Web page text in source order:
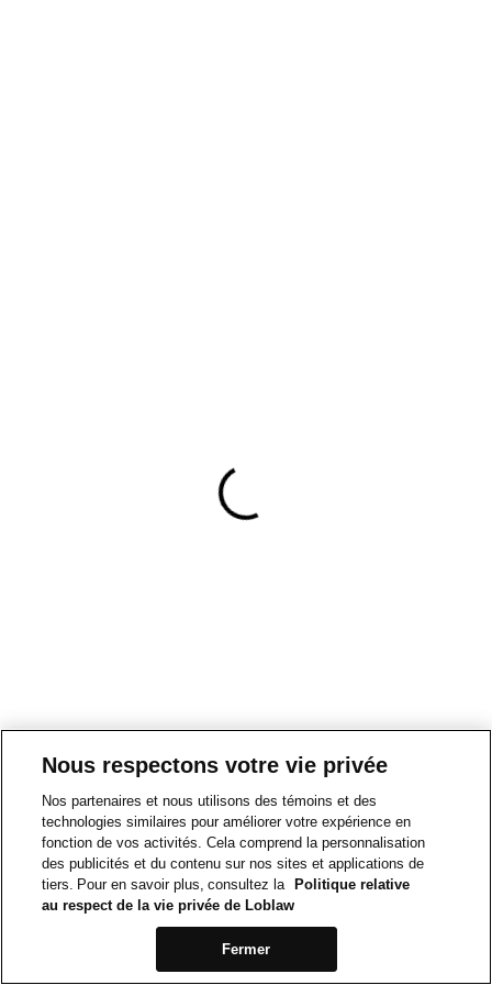
Nous respectons votre vie privée
Nos partenaires et nous utilisons des témoins et des
technologies similaires pour améliorer votre expérience en
fonction de vos activités. Cela comprend la personnalisation
des publicités et du contenu sur nos sites et applications de
tiers. Pour en savoir plus, consultez la
Politique relative
au respect de la vie privée de Loblaw
Fermer